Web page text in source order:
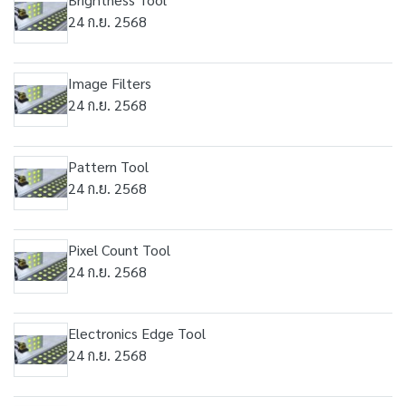
24 ก.ย. 2568
Image Filters
24 ก.ย. 2568
Pattern Tool
24 ก.ย. 2568
Pixel Count Tool
24 ก.ย. 2568
Electronics Edge Tool
24 ก.ย. 2568